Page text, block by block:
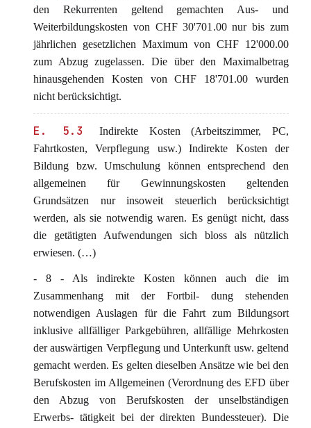
den Rekurrenten geltend gemachten Aus- und
Weiterbildungskosten von CHF 30'701.00 nur bis zum
jährlichen gesetzlichen Maximum von CHF 12'000.00
zum Abzug zugelassen. Die über den Maximalbetrag
hinausgehenden Kosten von CHF 18'701.00 wurden
nicht berücksichtigt.
E. 5.3
Indirekte Kosten (Arbeitszimmer, PC,
Fahrtkosten, Verpflegung usw.) Indirekte Kosten der
Bildung bzw. Umschulung können entsprechend den
allgemeinen für Gewinnungskosten geltenden
Grundsätzen nur insoweit steuerlich berücksichtigt
werden, als sie notwendig waren. Es genügt nicht, dass
die getätigten Aufwendungen sich bloss als nützlich
erwiesen. (…)
- 8 - Als indirekte Kosten können auch die im
Zusammenhang mit der Fortbil- dung stehenden
notwendigen Auslagen für die Fahrt zum Bildungsort
inklusive allfälliger Parkgebühren, allfällige Mehrkosten
der auswärtigen Verpflegung und Unterkunft usw. geltend
gemacht werden. Es gelten dieselben Ansätze wie bei den
Berufskosten im Allgemeinen (Verordnung des EFD über
den Abzug von Berufskosten der unselbständigen
Erwerbs- tätigkeit bei der direkten Bundessteuer). Die